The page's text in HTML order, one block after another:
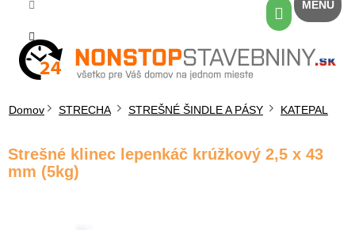
obsah
Nákupný
košík
Domov STRECHA STREŠNÉ ŠINDLE A PÁSY KATEPAL
Strešné klinec lepenkáč krúžkový 2,5 x 43
mm (5kg)